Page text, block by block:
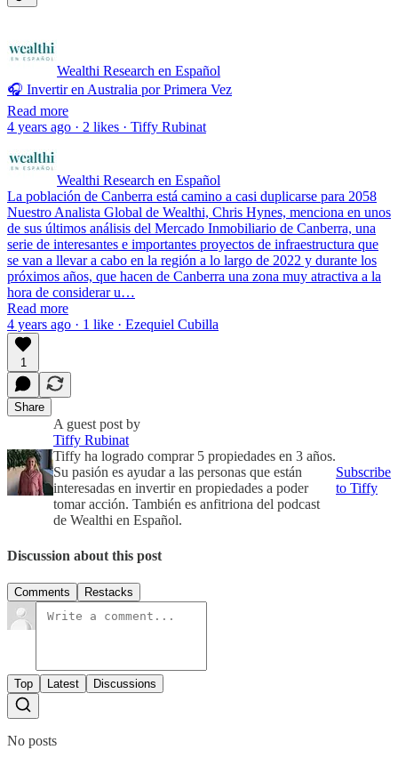
Wealthi Research en Español
🎧 Invertir en Australia por Primera Vez
Read more
4 years ago · 2 likes · Tiffy Rubinat
Wealthi Research en Español
La población de Canberra está camino a casi duplicarse para 2058
Nuestro Analista Global de Wealthi, Chris Hynes, menciona en unos
de sus últimos análisis del Mercado Inmobiliario de Canberra, una
serie de interesantes e importantes proyectos de infraestructura que
se van a llevar a cabo en la región a lo largo de 2022 y durante los
próximos años, que hacen de Canberra una zona muy atractiva a la
hora de considerar u…
Read more
4 years ago · 1 like · Ezequiel Cubilla
1
Share
A guest post by
Tiffy Rubinat
Tiffy ha logrado comprar 5 propiedades en 3 años.
Su pasión es ayudar a las personas que están
interesadas en invertir en propiedades a poder
tomar acción. También es anfitriona del podcast
de Wealthi en Español.
Subscribe
to Tiffy
Discussion about this post
Comments Restacks
Top Latest Discussions
No posts